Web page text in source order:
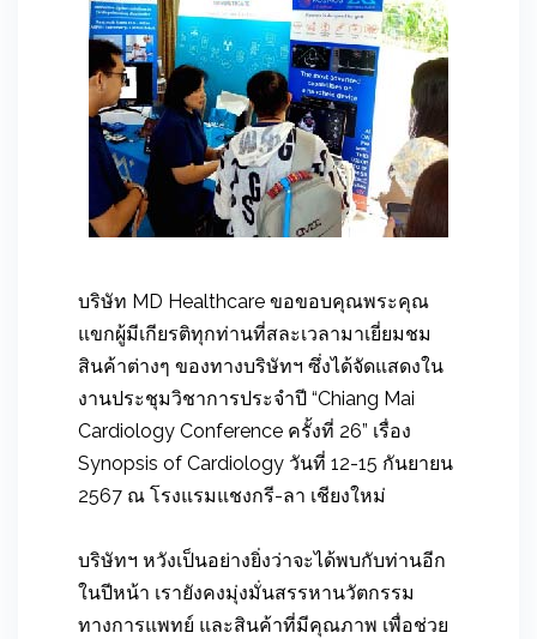
บริษัท MD Healthcare ขอขอบคุณพระคุณ
แขกผู้มีเกียรติทุกท่านที่สละเวลามาเยี่ยมชม
สินค้าต่างๆ ของทางบริษัทฯ ซึ่งได้จัดแสดงใน
งานประชุมวิชาการประจำปี “Chiang Mai
Cardiology Conference ครั้งที่ 26” เรื่อง
Synopsis of Cardiology วันที่ 12-15 กันยายน
2567 ณ โรงแรมแชงกรี-ลา เชียงใหม่
บริษัทฯ หวังเป็นอย่างยิ่งว่าจะได้พบกับท่านอีก
ในปีหน้า เรายังคงมุ่งมั่นสรรหานวัตกรรม
ทางการแพทย์ และสินค้าที่มีคุณภาพ เพื่อช่วย